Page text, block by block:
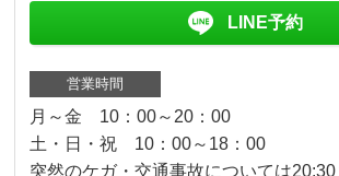
LINE予約
営業時間
月～金 10：00～20：00
土・日・祝 10：00～18：00
突然のケガ・交通事故については